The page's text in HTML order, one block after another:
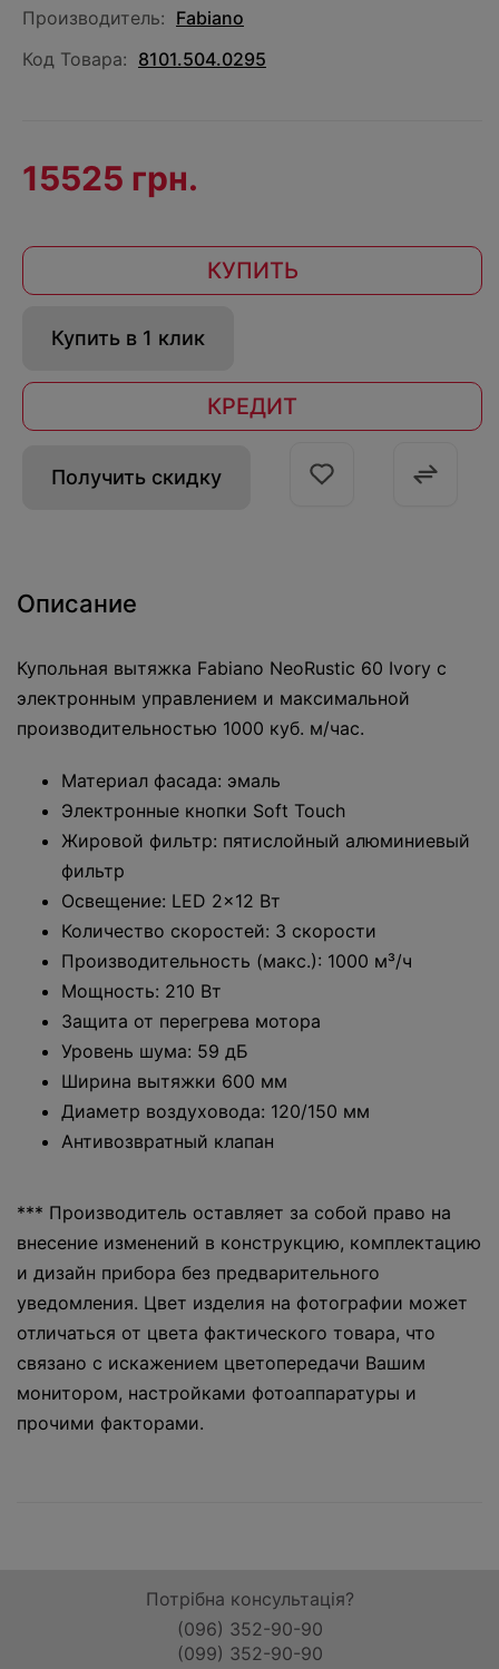
Производитель: Fabiano
Код Товара: 8101.504.0295
15525 грн.
КУПИТЬ
Купить в 1 клик
КРЕДИТ
Получить скидку
Описание
Купольная вытяжка Fabiano NeoRustic 60 Ivory с
электронным управлением и максимальной
производительностью 1000 куб. м/час.
Материал фасада: эмаль
Электронные кнопки Soft Touch
Жировой фильтр: пятислойный алюминиевый
фильтр
Освещение: LED 2x12 Вт
Количество скоростей: 3 скорости
Производительность (макс.): 1000 м³/ч
Мощность: 210 Вт
Защита от перегрева мотора
Уровень шума: 59 дБ
Ширина вытяжки 600 мм
Диаметр воздуховода: 120/150 мм
Антивозвратный клапан
*** Производитель оставляет за собой право на
внесение изменений в конструкцию, комплектацию
и дизайн прибора без предварительного
уведомления. Цвет изделия на фотографии может
отличаться от цвета фактического товара, что
связано с искажением цветопередачи Вашим
монитором, настройками фотоаппаратуры и
прочими факторами.
Потрібна консультація?
(096) 352-90-90
(099) 352-90-90